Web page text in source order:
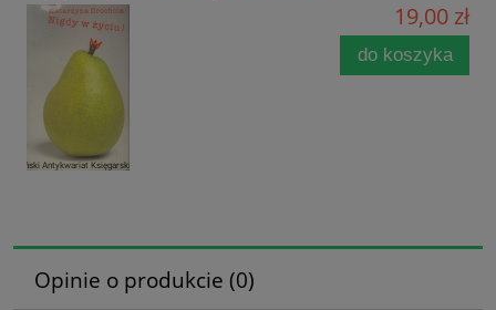
19,00 zł
do koszyka
Opinie o produkcie (0)